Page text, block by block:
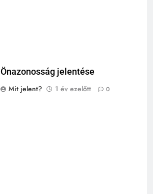
Önazonosság jelentése
Mit jelent?
1 év ezelőtt 0